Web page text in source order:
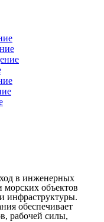
в инженерных
морских объектов
инфраструктуры.
обеспечивает
рабочей силы,